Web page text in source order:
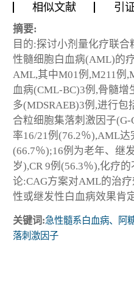
相似文献
引
摘要:
目的:探讨小剂量化疗联
性髓细胞白血病(AML)的
AML,其中M01例,M211例
血病(CML-BC)3例,骨髓
多(MDSRAEB)3例,进行
合粒细胞集落刺激因子(G-
率16/21例(76.2％),AML达
(66.7％);16例为老年、继
岁),CR 9例(56.3％),化疗
论:CAG方案对AML的治
性或继发性白血病效果肯
关键词:急性髓系白血病、阿
落刺激因子